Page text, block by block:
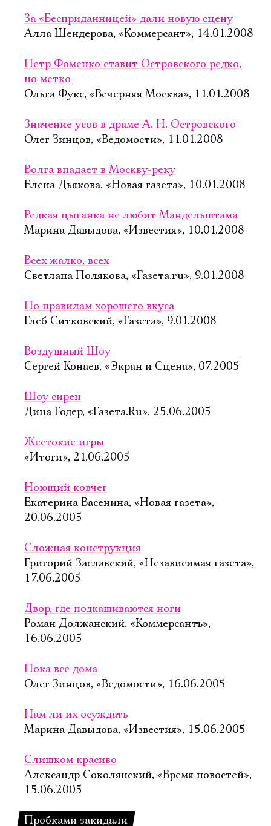
За «Бесприданницей» дали новую сцену
Алла Шендерова, «Коммерсант», 14.01.2008
Петр Фоменко ставит Островского редко,
но метко
Ольга Фукс, «Вечерняя Москва», 11.01.2008
Значение усов в драме А. Н. Островского
Олег Зинцов, «Ведомости», 11.01.2008
Волга впадает в Москву-реку
Елена Дьякова, «Новая газета», 10.01.2008
Редкая цыганка не любит Мандельштама
Марина Давыдова, «Известия», 10.01.2008
Всех жалко, всех
Светлана Полякова, «Газета.ru», 9.01.2008
По правилам хорошего вкуса
Глеб Ситковский, «Газета», 9.01.2008
Воздушный Шоу
Сергей Конаев, «Экран и Сцена», 07.2005
Шоу сирен
Дина Годер, «Газета.Ru», 25.06.2005
Жестокие игры
«Итоги», 21.06.2005
Ноющий ковчег
Екатерина Васенина, «Новая газета»,
20.06.2005
Сложная конструкция
Григорий Заславский, «Независимая газета»,
17.06.2005
Двор, где подкашиваются ноги
Роман Должанский, «Коммерсантъ»,
16.06.2005
Пока все дома
Олег Зинцов, «Ведомости», 16.06.2005
Нам ли их осуждать
Марина Давыдова, «Известия», 15.06.2005
Слишком красиво
Александр Соколянский, «Время новостей»,
15.06.2005
Пробками закидали